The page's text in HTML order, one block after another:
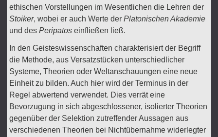
ethischen Vorstellungen im Wesentlichen die Lehren der
Stoiker, wobei er auch Werte derPlatonischen Akademie
und desPeripatos einfließen ließ.
In den Geisteswissenschaften charakterisiert der Begriff
die Methode, aus Versatzstücken unterschiedlicher
Systeme, Theorien oder Weltanschauungen eine neue
Einheit zu bilden. Auch hier wird der Terminus in der
Regel abwertend verwendet. Dies verrät eine
Bevorzugung in sich abgeschlossener, isolierter Theorien
gegenüber der Selektion zutreffender Aussagen aus
verschiedenen Theorien bei Nichtübernahme widerlegter